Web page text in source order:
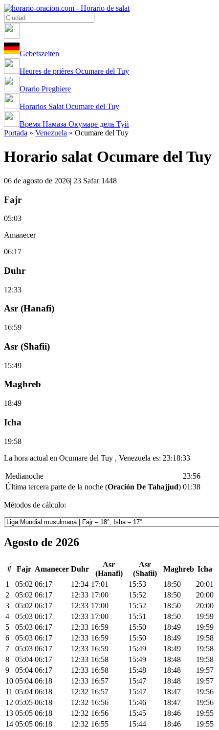
Gebetszeiten
Heures de prières Ocumare del Tuy
Orario Preghiere
Horarios Salat Ocumare del Tuy
Время Намаза Окумаре дель Туй
Portada » Venezuela » Ocumare del Tuy
Horario salat Ocumare del Tuy
06 de agosto de 2026| 23 Safar 1448
Fajr
05:03
Amanecer
06:17
Duhr
12:33
Asr (Hanafi)
16:59
Asr (Shafii)
15:49
Maghreb
18:49
Icha
19:58
La hora actual en Ocumare del Tuy , Venezuela es: 23:18:33
Medianoche
23:56
Última tercera parte de la noche (Oración De Tahajjud) 01:38
Métodos de cálculo:
Agosto de 2026
# Fajr Amanecer Duhr
Asr
(Hanafi)
Asr
(Shafii)
Maghreb Icha
1
05:02 06:17 12:34 17:01 15:53 18:50
20:01
2
05:02 06:17 12:33 17:00 15:52 18:50
20:00
3
05:02 06:17 12:33 17:00 15:52 18:50
20:00
4
05:03 06:17 12:33 17:00 15:51 18:50
19:59
5
05:03 06:17 12:33 16:59 15:50 18:49
19:59
6
05:03 06:17 12:33 16:59 15:50 18:49
19:58
7
05:03 06:17 12:33 16:59 15:49 18:49
19:58
8
05:04 06:17 12:33 16:58 15:49 18:48
19:58
9
05:04 06:17 12:33 16:58 15:48 18:48
19:57
10 05:04 06:18 12:33 16:57 15:47 18:48
19:57
11 05:04 06:18 12:32 16:57 15:47 18:47
19:56
12 05:05 06:18 12:32 16:56 15:46 18:47
19:56
13 05:05 06:18 12:32 16:56 15:45 18:46
19:55
14 05:05 06:18 12:32 16:55 15:44 18:46
19:55